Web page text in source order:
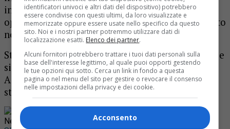
insoluto intorno ai 1500 euro. Poi è accaduto con
operai di una ditta di Milano: questa volta il conto
non pagato è minore, intorno ai 250 euro.
Sta di fatto che il titolare ha deciso di dire basta e
si è rivolto ai carabinieri. Si l’amministratore di
Assisi, siail titolare della seconda azienda sono
stati denunciati per insolvenza fraudolenta.
Rimani aggiornato seguendoci su Google
News!
identificatori univoci e altri dati del dispositivo) potrebbero
essere condivise con questi ultimi, da loro visualizzate e
memorizzate oppure essere usate nello specifico da questo
sito. Noi e i nostri partner potremmo utilizzare dati di
localizzazione esatti. Elenco dei partner.
Alcuni fornitori potrebbero trattare i tuoi dati personali sulla
base dell'interesse legittimo, al quale puoi opporti gestendo
le tue opzioni qui sotto. Cerca un link in fondo a questa
pagina o nel menu del sito per gestire o revocare il consenso
nelle impostazioni della privacy e dei cookie.
Acconsento